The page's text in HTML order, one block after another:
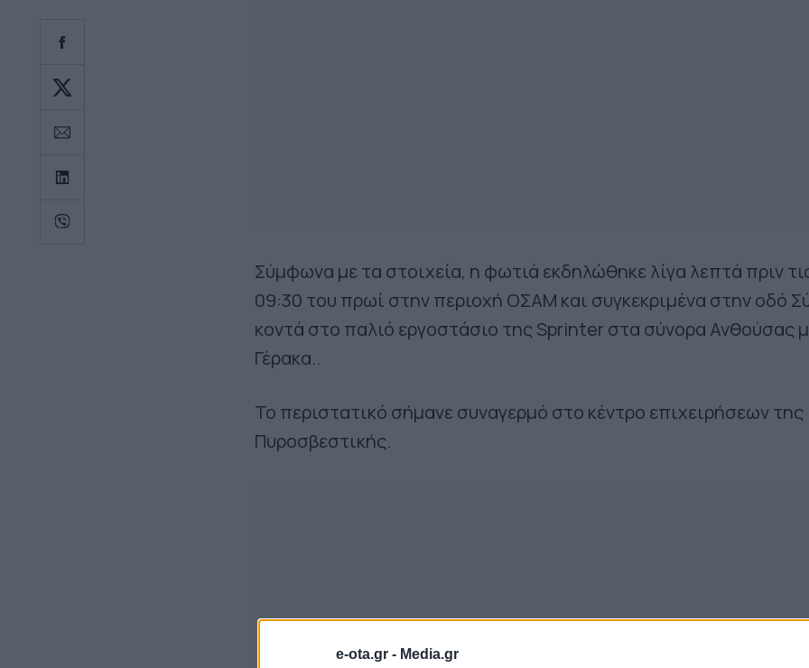
e-ota.gr - Media.gr
Σύμφωνα με τα στοιχεία, η φωτιά εκδηλώθηκε λίγα λεπτά πριν
09:30 του πρωί στην περιοχή ΟΣΑΜ και συγκεκριμένα στην οδό
κοντά στο παλιό εργοστάσιο της Sprinter στα σύνορα Ανθούσας
Γέρακα..
Το περιστατικό σήμανε συναγερμό στο κέντρο επιχειρήσεων της
Πυροσβεστικής.